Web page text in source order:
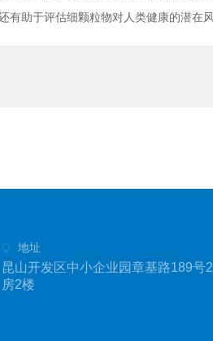
助于评估细颗粒物对人类健康的潜在
地址
昆山开发区中小企业园章基路189号
房2楼